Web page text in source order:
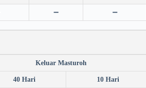
➖ ➖
Keluar Masturoh
40 Hari 10 Hari